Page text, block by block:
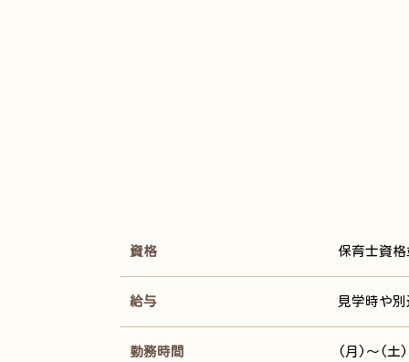
資格 保育士資
給与 見学時や
勤務時間
(月)～(土)